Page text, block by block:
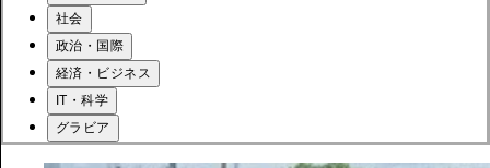
社会
政治・国際
経済・ビジネス
IT・科学
グラビア